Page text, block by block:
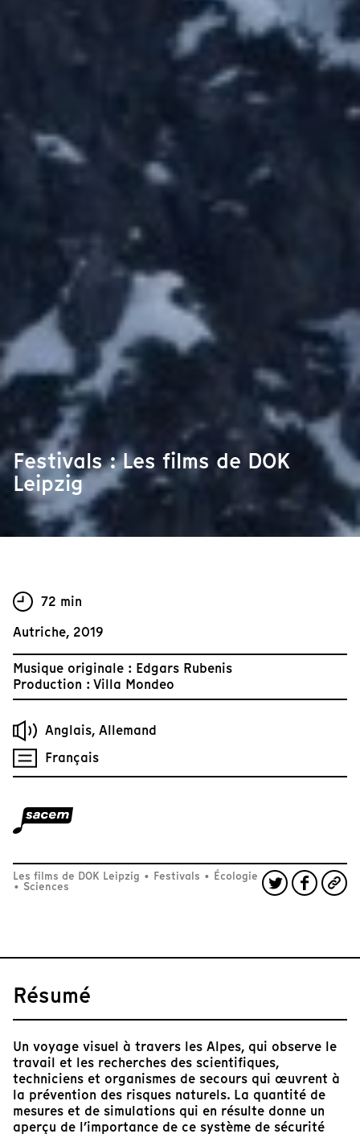
Festivals : Les films de DOK
Leipzig
72 min
Autriche, 2019
Musique originale : Edgars Rubenis
Production : Villa Mondeo
Anglais, Allemand
Français
Les films de DOK Leipzig • Festivals • Écologie
• Sciences
Résumé
Un voyage visuel à travers les Alpes, qui observe le
travail et les recherches des scientifiques,
techniciens et organismes de secours qui œuvrent à
la prévention des risques naturels. La quantité de
mesures et de simulations qui en résulte donne un
aperçu de l’importance de ce système de sécurité